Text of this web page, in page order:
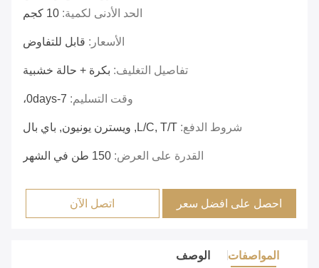
الحد الأدنى لكمية: 10 كجم
الأسعار: قابل للتفاوض
تفاصيل التغليف: بكرة + حالة خشبية
وقت التسليم: 7-0days،
شروط الدفع: L/C, T/T, ويسترن يونيون, باي بال
القدرة على العرض: 150 طن في الشهر
احصل على افضل سعر اتصل الآن
المواصفات الوصف